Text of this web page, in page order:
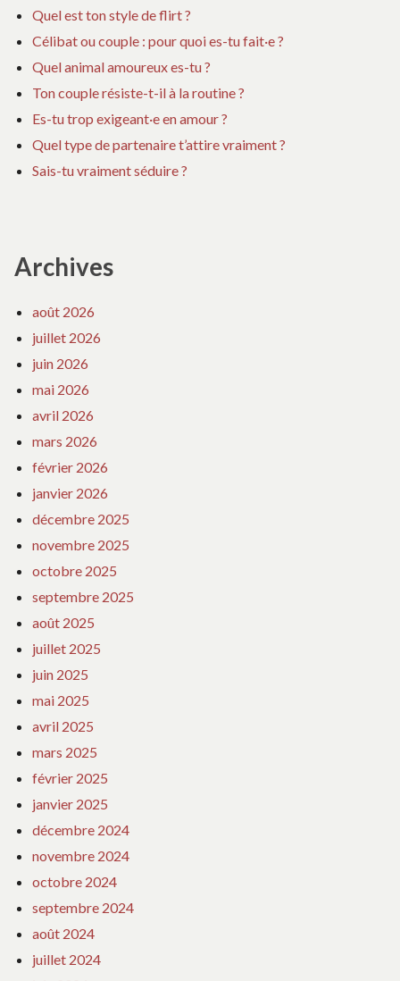
Quel est ton style de flirt ?
Célibat ou couple : pour quoi es-tu fait·e ?
Quel animal amoureux es-tu ?
Ton couple résiste-t-il à la routine ?
Es-tu trop exigeant·e en amour ?
Quel type de partenaire t’attire vraiment ?
Sais-tu vraiment séduire ?
Archives
août 2026
juillet 2026
juin 2026
mai 2026
avril 2026
mars 2026
février 2026
janvier 2026
décembre 2025
novembre 2025
octobre 2025
septembre 2025
août 2025
juillet 2025
juin 2025
mai 2025
avril 2025
mars 2025
février 2025
janvier 2025
décembre 2024
novembre 2024
octobre 2024
septembre 2024
août 2024
juillet 2024